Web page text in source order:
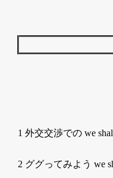
1 外交交渉での we
2 ググってみよう we